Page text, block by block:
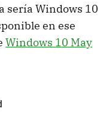
sería Windows 10
en ese
Windows 10 May